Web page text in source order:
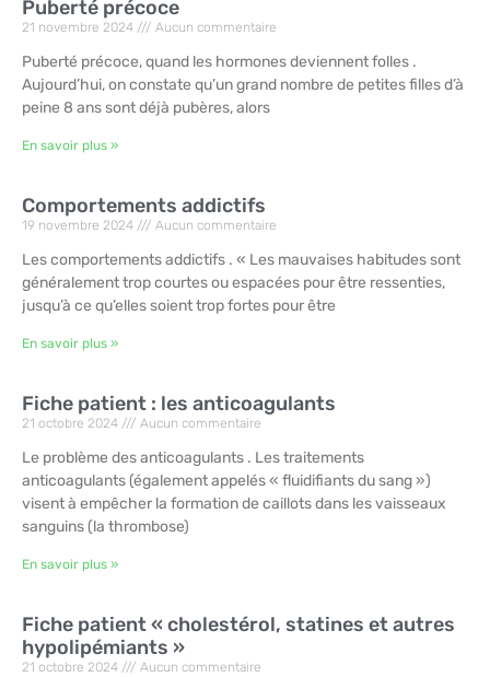
Puberté précoce
21 novembre 2024 Aucun commentaire
Puberté précoce, quand les hormones deviennent folles .
Aujourd’hui, on constate qu’un grand nombre de petites filles d’à
peine 8 ans sont déjà pubères, alors
En savoir plus »
Comportements addictifs
19 novembre 2024 Aucun commentaire
Les comportements addictifs . « Les mauvaises habitudes sont
généralement trop courtes ou espacées pour être ressenties,
jusqu’à ce qu’elles soient trop fortes pour être
En savoir plus »
Fiche patient : les anticoagulants
21 octobre 2024 Aucun commentaire
Le problème des anticoagulants . Les traitements
anticoagulants (également appelés « fluidifiants du sang »)
visent à empêcher la formation de caillots dans les vaisseaux
sanguins (la thrombose)
En savoir plus »
Fiche patient « cholestérol, statines et autres
hypolipémiants »
21 octobre 2024 Aucun commentaire